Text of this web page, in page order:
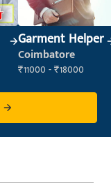
Garment Helper
Coimbatore
₹11000 - ₹18000